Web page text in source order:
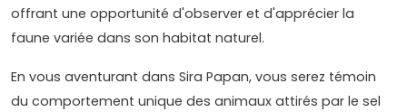
offrant une opportunité d'observer et d'apprécier la
faune variée dans son habitat naturel.
En vous aventurant dans Sira Papan, vous serez témoin
du comportement unique des animaux attirés par le sel